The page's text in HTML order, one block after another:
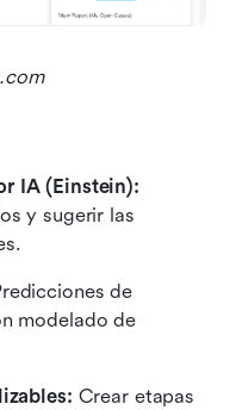
IA (Einstein):
y sugerir las
de
modelado de
Crear etapas